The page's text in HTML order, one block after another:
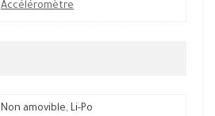
Accéléromètre
Non amovible, Li-Po